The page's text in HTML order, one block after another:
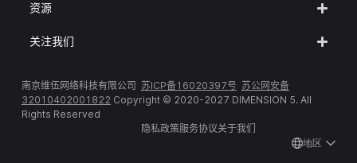
资源
关注我们
南京维伍网络科技有限公司 苏ICP备16020397号 苏公网安备
32010402001822 Copyright © 2020-2027 DIMENSION 5. All
Rights Reserved
隐私政策服务协议关于我们
地区